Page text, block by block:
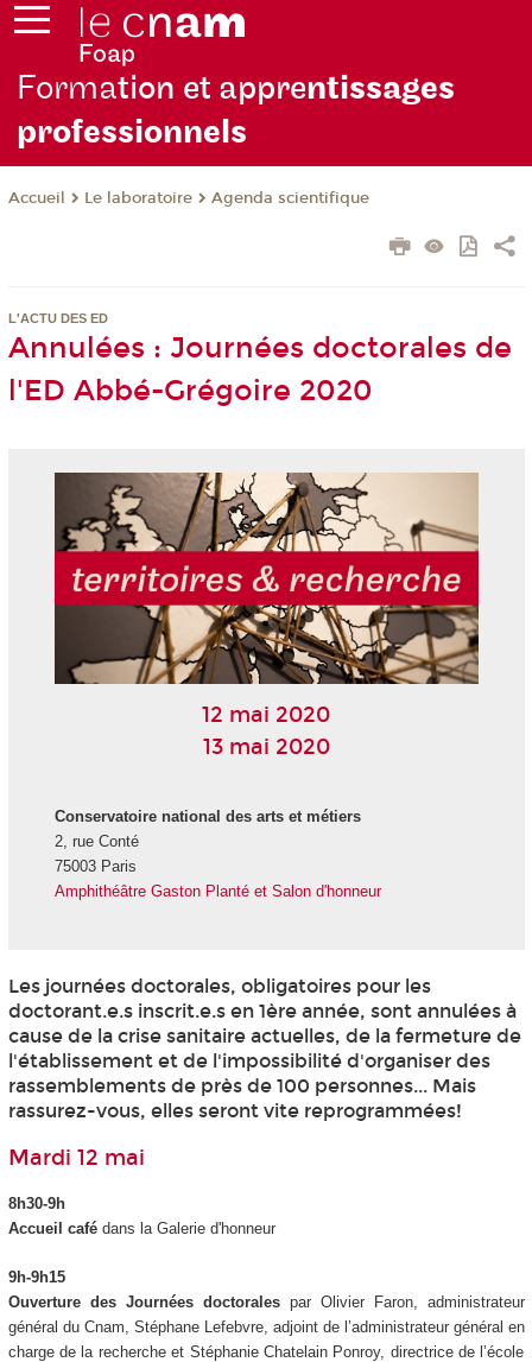
Formation et apprentissages
professionnels
Accueil Le laboratoire Agenda scientifique
L'ACTU DES ED
Annulées : Journées doctorales de
l'ED Abbé-Grégoire 2020
12 mai 2020
13 mai 2020
Conservatoire national des arts et métiers
2, rue Conté
75003 Paris
Amphithéâtre Gaston Planté et Salon d'honneur
Les journées doctorales, obligatoires pour les
doctorant.e.s inscrit.e.s en 1ère année, sont annulées à
cause de la crise sanitaire actuelles, de la fermeture de
l'établissement et de l'impossibilité d'organiser des
rassemblements de près de 100 personnes... Mais
rassurez-vous, elles seront vite reprogrammées!
Mardi 12 mai
8h30-9h
Accueil cafédans la Galerie d'honneur
9h-9h15
Ouverture des Journées doctoralespar Olivier Faron, administrateur
général du Cnam, Stéphane Lefebvre, adjoint de l’administrateur général en
charge de la recherche et Stéphanie Chatelain Ponroy, directrice de l’école